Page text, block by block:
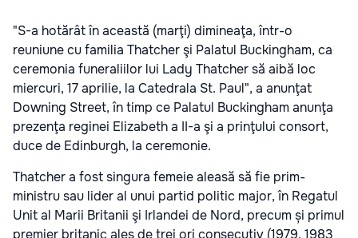
"S-a hotărât în această (marţi) dimineaţa, într-o
reuniune cu familia Thatcher şi Palatul Buckingham, ca
ceremonia funeraliilor lui Lady Thatcher să aibă loc
miercuri, 17 aprilie, la Catedrala St. Paul", a anunţat
Downing Street, în timp ce Palatul Buckingham anunţa
prezenţa reginei Elizabeth a II-a şi a prinţului consort,
duce de Edinburgh, la ceremonie.
Thatcher a fost singura femeie aleasă să fie prim-
ministru sau lider al unui partid politic major, în Regatul
Unit al Marii Britanii şi Irlandei de Nord, precum și primul
premier britanic ales de trei ori consecutiv (1979, 1983